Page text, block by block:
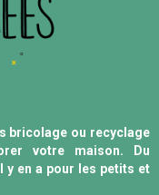
bricolage ou recyclage
votre maison. Du
y en a pour les petits et